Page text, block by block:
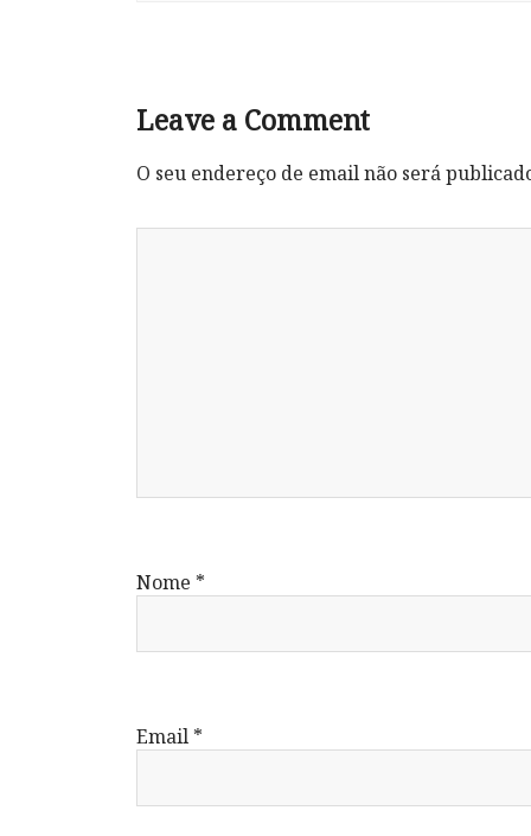
Leave a Comment
O seu endereço de email não será
Nome *
Email *